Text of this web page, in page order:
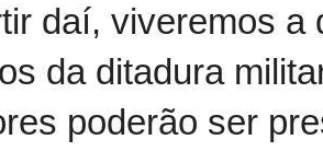
daí, viveremos a
da ditadura
poderão ser